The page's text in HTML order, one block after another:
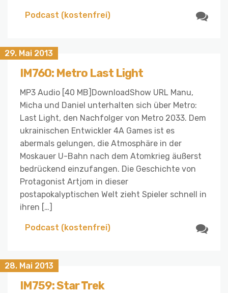
Podcast (kostenfrei)
29. Mai 2013
IM760: Metro Last Light
MP3 Audio [40 MB]DownloadShow URL Manu,
Micha und Daniel unterhalten sich über Metro:
Last Light, den Nachfolger von Metro 2033. Dem
ukrainischen Entwickler 4A Games ist es
abermals gelungen, die Atmosphäre in der
Moskauer U-Bahn nach dem Atomkrieg äußerst
bedrückend einzufangen. Die Geschichte von
Protagonist Artjom in dieser
postapokalyptischen Welt zieht Spieler schnell in
ihren […]
Podcast (kostenfrei)
28. Mai 2013
IM759: Star Trek